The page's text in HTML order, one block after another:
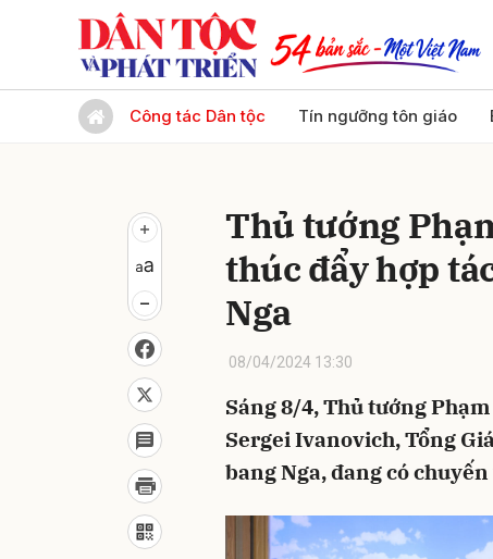
Công tác Dân tộc Tín ngưỡng tôn giáo
Thủ tướng
thúc đẩy hợp
Nga
08/04/2024 13:30
Sáng 8/4, Thủ tướng
Sergei Ivanovich, Tổng
bang Nga, đang có
Gửi